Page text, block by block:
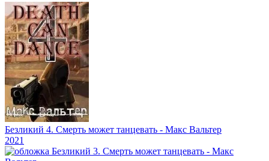
Безликий 4. Смерть может танцевать - Макс Вальтер
2021